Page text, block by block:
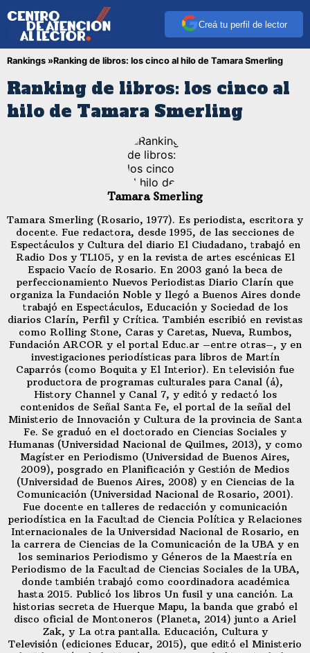
Creá tu perfil de lector
Rankings »Ranking de libros: los cinco al hilo de Tamara Smerling
Ranking de libros: los cinco al
hilo de Tamara Smerling
Tamara Smerling
Tamara Smerling (Rosario, 1977). Es periodista, escritora y
docente. Fue redactora, desde 1995, de las secciones de
Espectáculos y Cultura del diario El Ciudadano, trabajó en
Radio Dos y TL105, y en la revista de artes escénicas El
Espacio Vacío de Rosario. En 2003 ganó la beca de
perfeccionamiento Nuevos Periodistas Diario Clarín que
organiza la Fundación Noble y llegó a Buenos Aires donde
trabajó en Espectáculos, Educación y Sociedad de los
diarios Clarín, Perfil y Crítica. También escribió en revistas
como Rolling Stone, Caras y Caretas, Nueva, Rumbos,
Fundación ARCOR y el portal Educ.ar –entre otras–, y en
investigaciones periodísticas para libros de Martín
Caparrós (como Boquita y El Interior). En televisión fue
productora de programas culturales para Canal (á),
History Channel y Canal 7, y editó y redactó los
contenidos de Señal Santa Fe, el portal de la señal del
Ministerio de Innovación y Cultura de la provincia de Santa
Fe. Se graduó en el doctorado en Ciencias Sociales y
Humanas (Universidad Nacional de Quilmes, 2013), y como
Magíster en Periodismo (Universidad de Buenos Aires,
2009), posgrado en Planificación y Gestión de Medios
(Universidad de Buenos Aires, 2008) y en Ciencias de la
Comunicación (Universidad Nacional de Rosario, 2001).
Fue docente en talleres de redacción y comunicación
periodística en la Facultad de Ciencia Política y Relaciones
Internacionales de la Universidad Nacional de Rosario, en
la carrera de Ciencias de la Comunicación de la UBA y en
los seminarios Periodismo y Géneros de la Maestría en
Periodismo de la Facultad de Ciencias Sociales de la UBA,
donde también trabajó como coordinadora académica
hasta 2015. Publicó los libros Un fusil y una canción. La
historias secreta de Huerque Mapu, la banda que grabó el
disco oficial de Montoneros (Planeta, 2014) junto a Ariel
Zak, y La otra pantalla. Educación, Cultura y
Televisión (ediciones Educar, 2015), que editó el Ministerio